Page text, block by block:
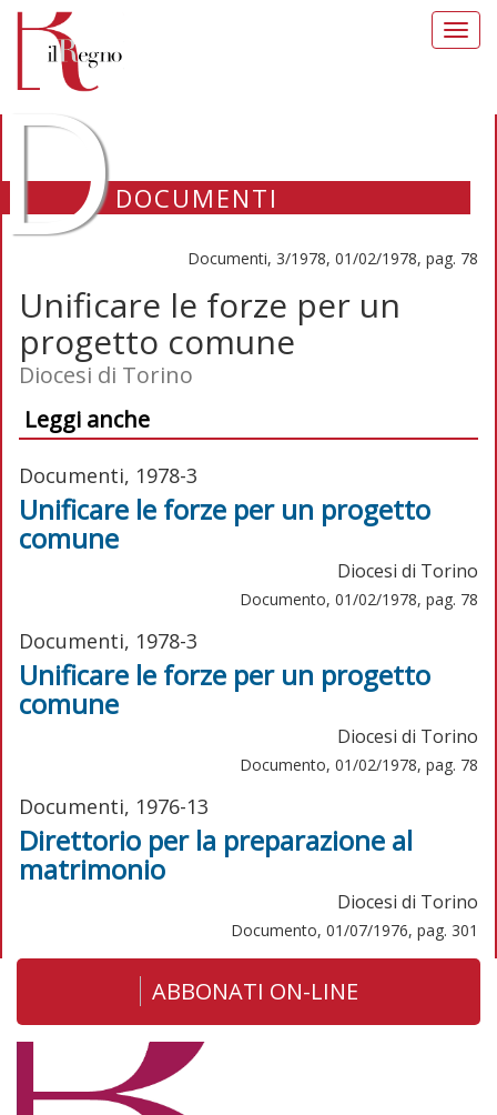
DOCUMENTI
Documenti, 3/1978, 01/02/1978, pag. 78
Unificare le forze per un
progetto comune
Diocesi di Torino
Leggi anche
Documenti, 1978-3
Unificare le forze per un progetto
comune
Diocesi di Torino
Documento, 01/02/1978, pag. 78
Documenti, 1978-3
Unificare le forze per un progetto
comune
Diocesi di Torino
Documento, 01/02/1978, pag. 78
Documenti, 1976-13
Direttorio per la preparazione al
matrimonio
Diocesi di Torino
Documento, 01/07/1976, pag. 301
ABBONATI ON-LINE